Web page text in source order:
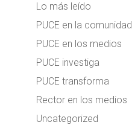
Lo más leído
PUCE en la comunidad
PUCE en los medios
PUCE investiga
PUCE transforma
Rector en los medios
Uncategorized